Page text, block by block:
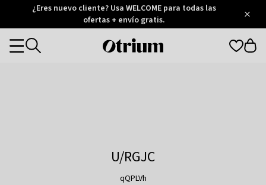
Otrium
Trustpilot
¿Eres nuevo cliente? Usa WELCOME para todas las
ofertas + envío gratis.
Otrium
Categories
U/RGJC
qQPLVh